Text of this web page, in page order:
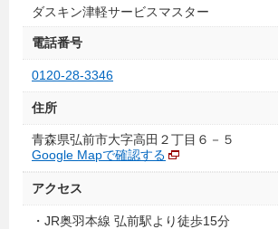
ダスキン津軽サービスマスター
電話番号
0120-28-3346
住所
青森県弘前市大字高田２丁目６－５
Google Mapで確認する
アクセス
・JR奥羽本線 弘前駅より徒歩15分